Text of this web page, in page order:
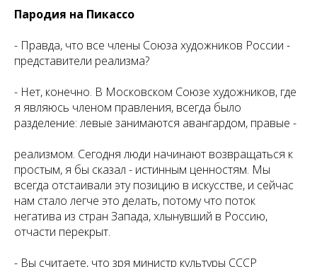
Пародия на Пикассо
- Правда, что все члены Союза художников России -
представители реализма?
- Нет, конечно. В Московском Союзе художников, где
я являюсь членом правления, всегда было
разделение: левые занимаются авангардом, правые -
реализмом. Сегодня люди начинают возвращаться к
простым, я бы сказал - истинным ценностям. Мы
всегда отстаивали эту позицию в искусстве, и сейчас
нам стало легче это делать, потому что поток
негатива из стран Запада, хлынувший в Россию,
отчасти перекрыт.
- Вы считаете, что зря министр культуры СССР